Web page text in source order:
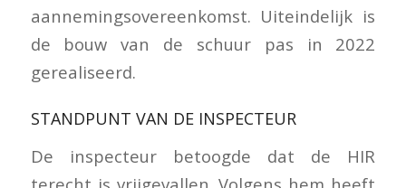
aannemingsovereenkomst. Uiteindelijk is
de bouw van de schuur pas in 2022
gerealiseerd.
STANDPUNT VAN DE INSPECTEUR
De inspecteur betoogde dat de HIR